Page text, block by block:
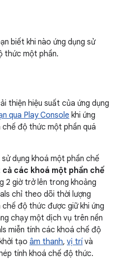
biết khi nào ứng dụng sử
thức một phần.
thiện hiệu suất của ứng dụng
qua Play Console khi ứng
chế độ thức một phần quá
dụng khoá một phần chế
cả các khoá một phần chế
2 giờ trở lên trong khoảng
chỉ theo dõi thời lượng
độ thức được giữ khi ứng
chạy một dịch vụ trên nền
miễn tính các khoá chế độ
tạo âm thanh, vị trí và
tính khoá chế độ thức.